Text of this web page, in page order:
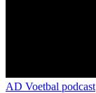
AD Voetbal podcast